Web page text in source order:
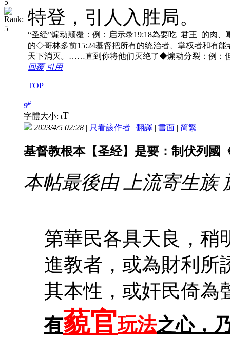
特登，引人入胜局。
“圣经”煽动颠覆：例：启示录19:18為要吃_君王_的肉
的◇哥林多前15:24基督把所有的统治者、掌权者和有
天下消灭。……直到你将他们灭绝了◆煽动分裂：例：
回覆 引用
TOP
9#
字體大小: tT
2023/4/5 02:28 | 只看該作者 | 翻譯 | 書面 | 简繁
基督教根本【圣经】是要：制伏列國
本帖最後由 上流寄生族
第華民各具天良，稍
進教者，或為財利所
其本性，或奸民倚為
有藐官玩法之心，